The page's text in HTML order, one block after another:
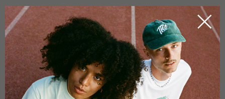
TERPENOS
HOME CBDICTIONARY
Os chamados terpenossão mencionado muitasvezes no
contexto dosprodutos de CBD . Os terpenos são compostos
naturais e orgânicose são elementos importantes numa